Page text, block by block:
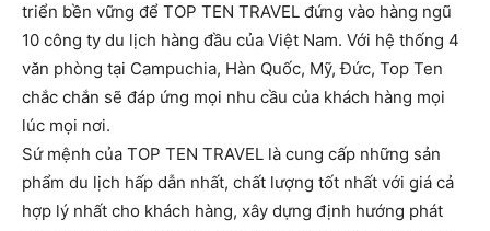
triển bền vững để TOP TEN TRAVEL đứng vào hàng ngũ
10 công ty du lịch hàng đầu của Việt Nam. Với hệ thống 4
văn phòng tại Campuchia, Hàn Quốc, Mỹ, Đức, Top Ten
chắc chắn sẽ đáp ứng mọi nhu cầu của khách hàng mọi
lúc mọi nơi.
Sứ mệnh của TOP TEN TRAVEL là cung cấp những sản
phẩm du lịch hấp dẫn nhất, chất lượng tốt nhất với giá cả
hợp lý nhất cho khách hàng, xây dựng định hướng phát